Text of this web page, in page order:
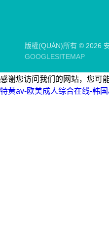
版權(QUÁN)所有 © 2026
GOOGLESITEMAP
感谢您访问我们的网站，您可
特黄av-欧美成人综合在线-韩